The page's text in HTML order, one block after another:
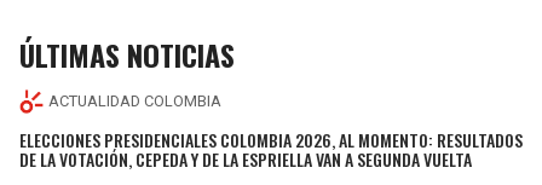
ÚLTIMAS NOTICIAS
ACTUALIDAD COLOMBIA
ELECCIONES PRESIDENCIALES COLOMBIA 2026, AL MOMENTO: RESULTADOS
DE LA VOTACIÓN, CEPEDA Y DE LA ESPRIELLA VAN A SEGUNDA VUELTA